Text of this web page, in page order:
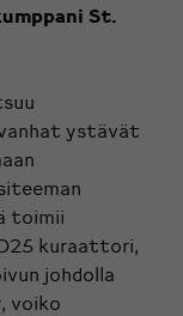
St.
ystävät
toimii
kuraattori,
johdolla
voiko